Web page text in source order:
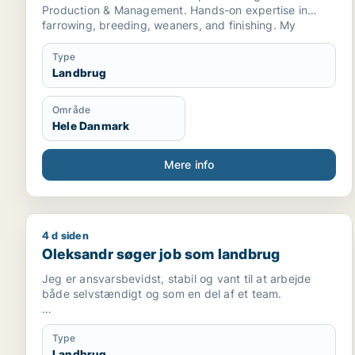
Production & Management. Hands-on expertise in
farrowing, breeding, weaners, and finishing. My
internship ends in late September 2026, and I am
looking for a full-time Herdsman (Fodermester)
position. Fluent in English, basic Danish, hardworking,
and reliable.
Type
Landbrug
Område
Hele Danmark
Mere info
Oleksandr søger job som landbrug
4 d siden
Oleksandr søger job som landbrug
Jeg er ansvarsbevidst, stabil og vant til at arbejde
både selvstændigt og som en del af et team.
- 5 års erfaring i klimastald
Type